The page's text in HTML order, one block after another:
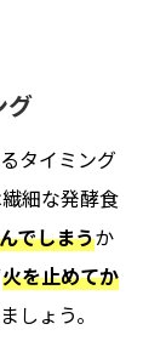
グ
タイミング
細な発酵食
でしまうか
火を止めてか
しょう。